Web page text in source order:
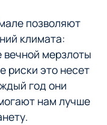
позволяют
климата:
вечной мерзлоты
риски это несет
год они
нам лучше